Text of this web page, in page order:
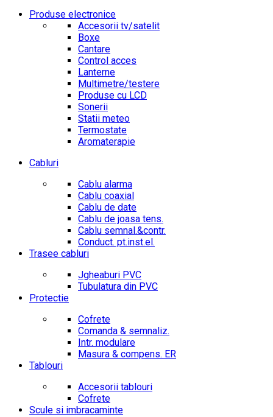
Produse electronice
Accesorii tv/satelit
Boxe
Cantare
Control acces
Lanterne
Multimetre/testere
Produse cu LCD
Sonerii
Statii meteo
Termostate
Aromaterapie
Cabluri
Cablu alarma
Cablu coaxial
Cablu de date
Cablu de joasa tens.
Cablu semnal.&contr.
Conduct. pt.inst.el.
Trasee cabluri
Jgheaburi PVC
Tubulatura din PVC
Protectie
Cofrete
Comanda & semnaliz.
Intr. modulare
Masura & compens. ER
Tablouri
Accesorii tablouri
Cofrete
Scule si imbracaminte